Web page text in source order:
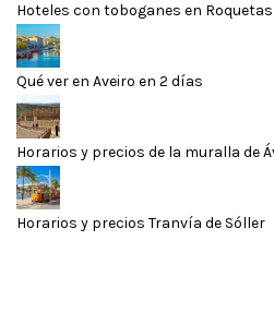
Hoteles con toboganes en
Qué ver en Aveiro en 2 días
Horarios y precios de la muralla de
Horarios y precios Tranvía de Sóller